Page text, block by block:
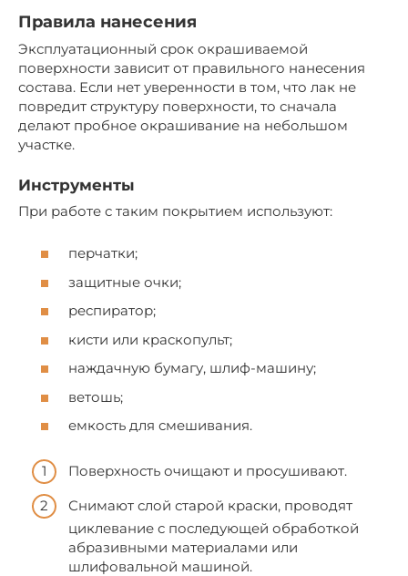
Правила нанесения
Эксплуатационный срок окрашиваемой
поверхности зависит от правильного нанесения
состава. Если нет уверенности в том, что лак не
повредит структуру поверхности, то сначала
делают пробное окрашивание на небольшом
участке.
Инструменты
При работе с таким покрытием используют:
перчатки;
защитные очки;
респиратор;
кисти или краскопульт;
наждачную бумагу, шлиф-машину;
ветошь;
емкость для смешивания.
Поверхность очищают и просушивают.
Снимают слой старой краски, проводят
циклевание с последующей обработкой
абразивными материалами или
шлифовальной машиной.